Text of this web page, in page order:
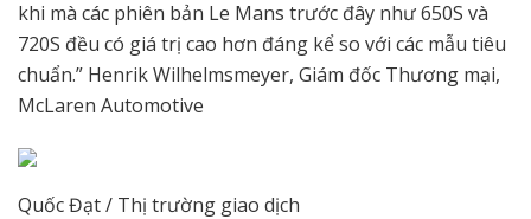
khi mà các phiên bản Le Mans trước đây như 650S và
720S đều có giá trị cao hơn đáng kể so với các mẫu tiêu
chuẩn.” Henrik Wilhelmsmeyer, Giám đốc Thương mại,
McLaren Automotive
Quốc Đạt / Thị trường giao dịch